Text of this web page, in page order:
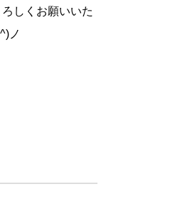
しくお願いいた
ノ